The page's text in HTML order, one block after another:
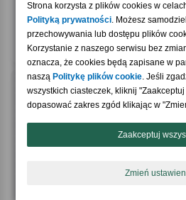
4.9 / 5
Magnes personalizowany TWÓJ
PROJEKT 20 x 14cm
34,90 zł
Gin
Strona korzysta z plików cookies w
Polityką prywatności. Możesz
przechowywania lub dostępu plików
Korzystanie z naszego serwisu bez
oznacza, że cookies będą zapisane w
naszą Politykę plików cookie. Jeśli
wszystkich ciasteczek, kliknij
dopasować zakres zgód klikając w
Zaakceptuj
Zmień